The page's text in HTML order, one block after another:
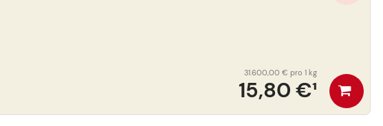
15,80 €¹
31.600,00 € pro 1 kg